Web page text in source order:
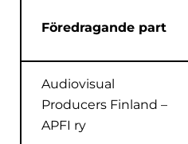
Föredragande part
Audiovisual
Producers Finland –
APFI ry